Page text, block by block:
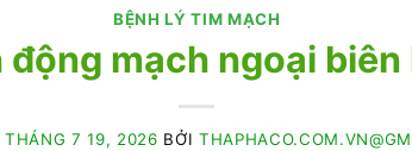
BỆNH LÝ TIM MẠCH
động mạch ngoại biên
THÁNG 7 19, 2026 BỞI